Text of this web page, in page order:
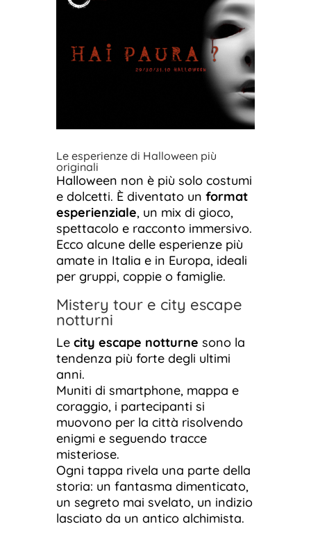
Le esperienze di Halloween più
originali
Halloween non è più solo costumi
e dolcetti. È diventato un format
esperienziale, un mix di gioco,
spettacolo e racconto immersivo.
Ecco alcune delle esperienze più
amate in Italia e in Europa, ideali
per gruppi, coppie o famiglie.
Mistery tour e city escape
notturni
Le city escape notturne sono la
tendenza più forte degli ultimi
anni.
Muniti di smartphone, mappa e
coraggio, i partecipanti si
muovono per la città risolvendo
enigmi e seguendo tracce
misteriose.
Ogni tappa rivela una parte della
storia: un fantasma dimenticato,
un segreto mai svelato, un indizio
lasciato da un antico alchimista.